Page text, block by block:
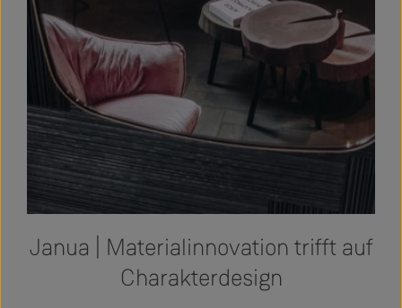
Janua | Materialinnovation trifft auf
Charakterdesign